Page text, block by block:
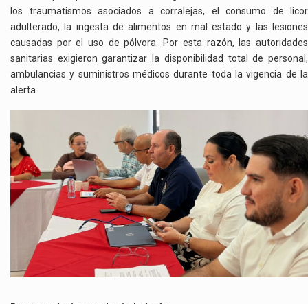
los traumatismos asociados a corralejas, el consumo de licor
adulterado, la ingesta de alimentos en mal estado y las lesiones
causadas por el uso de pólvora. Por esta razón, las autoridades
sanitarias exigieron garantizar la disponibilidad total de personal,
ambulancias y suministros médicos durante toda la vigencia de la
alerta.